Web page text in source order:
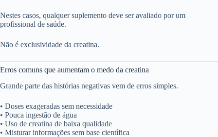
Nestes casos, qualquer suplemento deve ser avaliado por um
profissional de saúde.
Não é exclusividade da creatina.
Erros comuns que aumentam o medo da creatina
Grande parte das histórias negativas vem de erros simples.
• Doses exageradas sem necessidade
• Pouca ingestão de água
• Uso de creatina de baixa qualidade
• Misturar informações sem base científica